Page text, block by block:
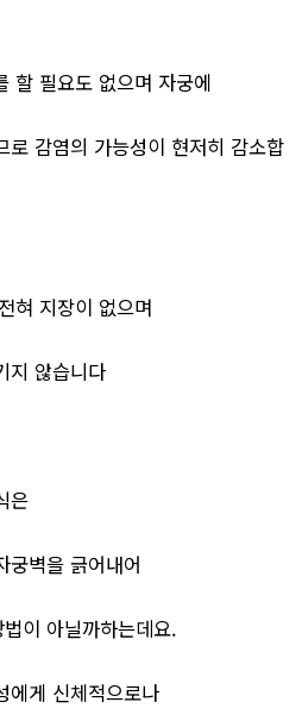
할 필요도 없으며 자궁에
로 감염의 가능성이 현저히 감소합
혀 지장이 없으며
지 않습니다
은
궁벽을 긁어내어
이 아닐까하는데요.
에게 신체적으로나